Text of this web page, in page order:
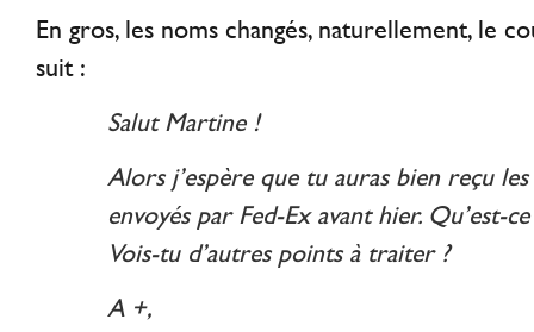
En gros, les noms changés, naturellement, le
suit :
Salut Martine !
Alors j’espère que tu auras bien reçu
envoyés par Fed-Ex avant hier. Qu’est-
Vois-tu d’autres points à traiter ?
A +,